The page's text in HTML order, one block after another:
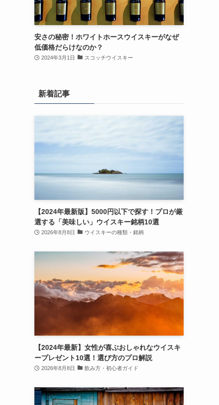
安さの秘密！ホワイトホースウイスキーがなぜ
低価格だらけなのか？
2024年3月1日 スコッチウイスキー
新着記事
【2024年最新版】5000円以下で探す！プロが厳
選する「美味しい」ウイスキー銘柄10選
2026年8月8日 ウイスキーの種類・銘柄
【2024年最新】女性が喜ぶおしゃれなウイスキ
ープレゼント10選！選び方のプロ解説
2026年8月8日 飲み方・初心者ガイド